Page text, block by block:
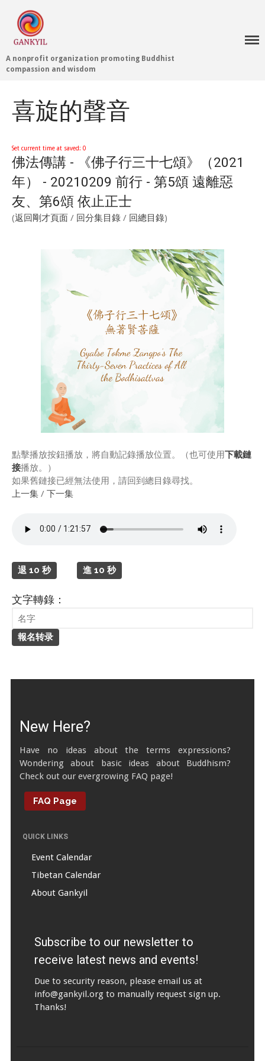
Home 首頁
Multilingual
Dharma Dictionary
Tibetan Culture
Editing Wiki 貢獻維基
About Gankyil
Rinpoche & Lineage
上師傳承
Tibetan Calendar 藏
曆
Gallery
Support Us 護持
Audio Playback 音頻回放
Tibetan Calendar
A nonprofit organization promoting Buddhist
compassion and wisdom
喜旋的聲音
Set current time at saved: 0
佛法傳講 - 《佛子行三十七頌》（2021
年） - 20210209 前行 - 第5頌 遠離惡
友、第6頌 依止正士
(返回剛才頁面 / 回分集目錄 / 回總目錄)
點擊播放按鈕播放，將自動記錄播放位置。（也可使用下載鏈
接播放。）
如果舊鏈接已經無法使用，請回到總目錄尋找。
上一集 / 下一集
退 10 秒 進 10 秒
文字轉錄：
New Here?
Have no ideas about the terms expressions?
Wondering about basic ideas about Buddhism?
Check out our evergrowing FAQ page!
FAQ Page
QUICK LINKS
Event Calendar
Tibetan Calendar
About Gankyil
Subscribe to our newsletter to
receive latest news and events!
Due to security reason, please email us at
info@gankyil.orgto manually request sign up.
Thanks!